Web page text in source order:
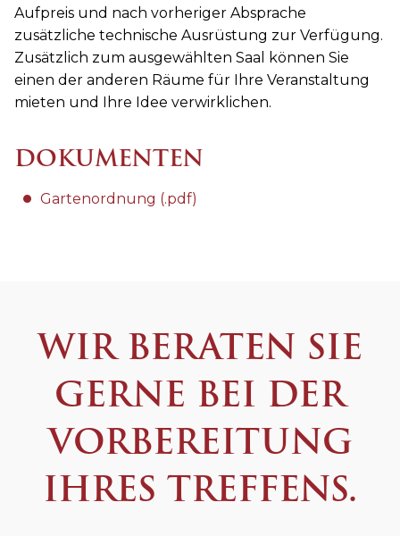
Aufpreis und nach vorheriger Absprache
zusätzliche technische Ausrüstung zur Verfügung.
Zusätzlich zum ausgewählten Saal können Sie
einen der anderen Räume für Ihre Veranstaltung
mieten und Ihre Idee verwirklichen.
DOKUMENTEN
Gartenordnung (.pdf)
WIR BERATEN SIE
GERNE BEI DER
VORBEREITUNG
IHRES TREFFENS.